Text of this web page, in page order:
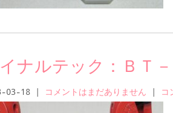
ナルテック：ＢＴ
03-18 コメントはまだありません コ